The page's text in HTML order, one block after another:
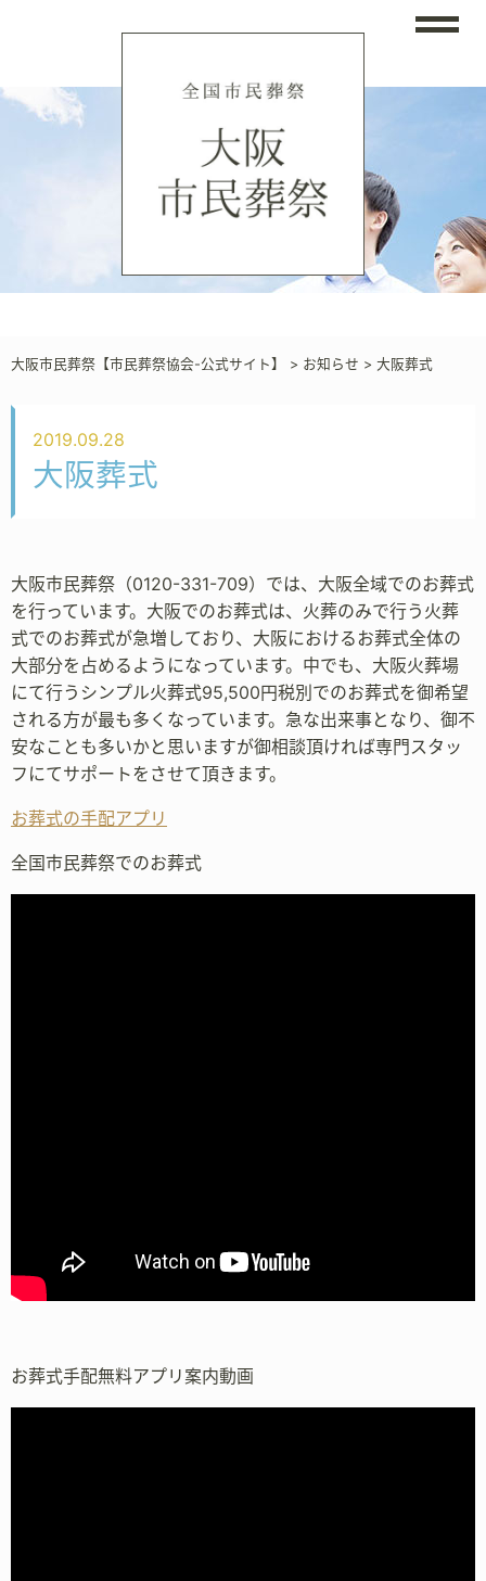
大阪市民葬祭【市民葬祭協会-公式サイト】 > お知らせ > 大阪葬式
2019.09.28
大阪葬式
大阪市民葬祭（0120-331-709）では、大阪全域でのお葬式
を行っています。大阪でのお葬式は、火葬のみで行う火葬
式でのお葬式が急増しており、大阪におけるお葬式全体の
大部分を占めるようになっています。中でも、大阪火葬場
にて行うシンプル火葬式95,500円税別でのお葬式を御希望
される方が最も多くなっています。急な出来事となり、御不
安なことも多いかと思いますが御相談頂ければ専門スタッ
フにてサポートをさせて頂きます。
お葬式の手配アプリ
全国市民葬祭でのお葬式
お葬式手配無料アプリ案内動画